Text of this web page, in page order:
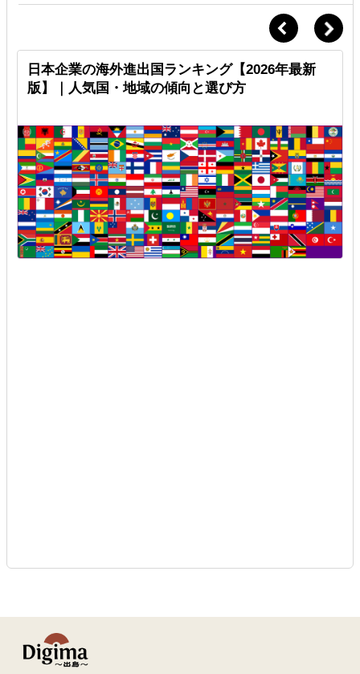
日本企業の海外進出国ランキング【2026年最新
版】｜人気国・地域の傾向と選び方